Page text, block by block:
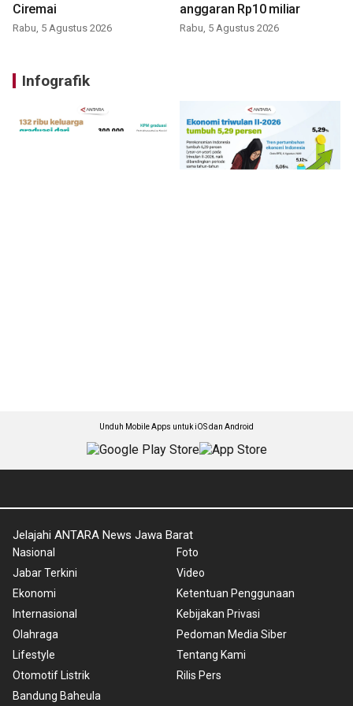
Ciremai
Rabu, 5 Agustus 2026
anggaran Rp10 miliar
Rabu, 5 Agustus 2026
Infografik
Unduh Mobile Apps untuk iOS dan Android
Jelajahi ANTARA News Jawa Barat
Nasional
Jabar Terkini
Ekonomi
Internasional
Olahraga
Lifestyle
Otomotif Listrik
Bandung Baheula
Foto
Video
Ketentuan Penggunaan
Kebijakan Privasi
Pedoman Media Siber
Tentang Kami
Rilis Pers